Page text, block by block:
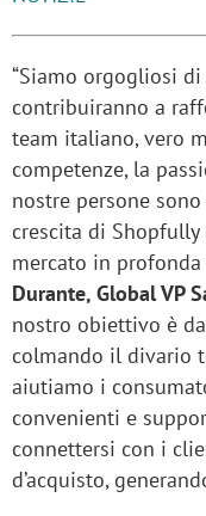
“Siamo orgogliosi
contribuiranno a
team italiano, vero
competenze, la
nostre persone
crescita di
mercato in profonda
Durante, Global VP
nostro obiettivo è
colmando il divario
aiutiamo i
convenienti e
connettersi con i
d’acquisto,